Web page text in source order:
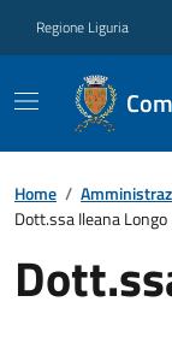
Regione Liguria
Home /
Dott.ssa Ileana Longo